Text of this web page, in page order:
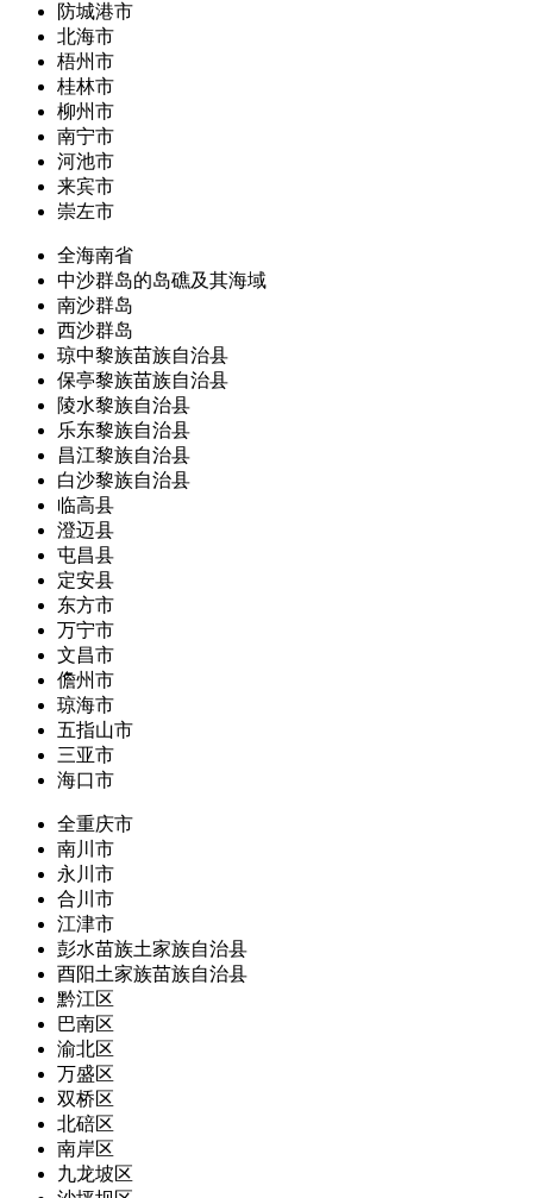
防城港市
北海市
梧州市
桂林市
柳州市
南宁市
河池市
来宾市
崇左市
全海南省
中沙群岛的岛礁及其海域
南沙群岛
西沙群岛
琼中黎族苗族自治县
保亭黎族苗族自治县
陵水黎族自治县
乐东黎族自治县
昌江黎族自治县
白沙黎族自治县
临高县
澄迈县
屯昌县
定安县
东方市
万宁市
文昌市
儋州市
琼海市
五指山市
三亚市
海口市
全重庆市
南川市
永川市
合川市
江津市
彭水苗族土家族自治县
酉阳土家族苗族自治县
黔江区
巴南区
渝北区
万盛区
双桥区
北碚区
南岸区
九龙坡区